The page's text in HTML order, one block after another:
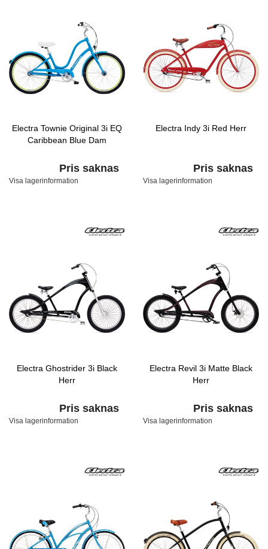
Electra Townie Original 3i EQ
Caribbean Blue Dam
Pris saknas
Visa lagerinformation
Electra Indy 3i Red Herr
Pris saknas
Visa lagerinformation
Electra Ghostrider 3i Black
Herr
Pris saknas
Visa lagerinformation
Electra Revil 3i Matte Black
Herr
Pris saknas
Visa lagerinformation